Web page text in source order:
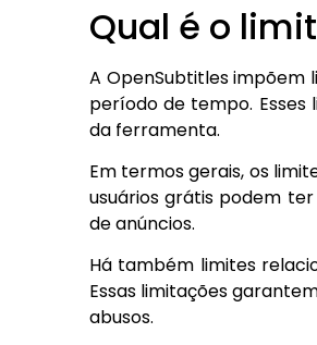
Qual é o
A OpenSubtitles impõem
período de tempo.
da ferramenta.
Em termos gerais, os
usuários grátis podem
de anúncios.
Há também limites
Essas limitações
abusos.